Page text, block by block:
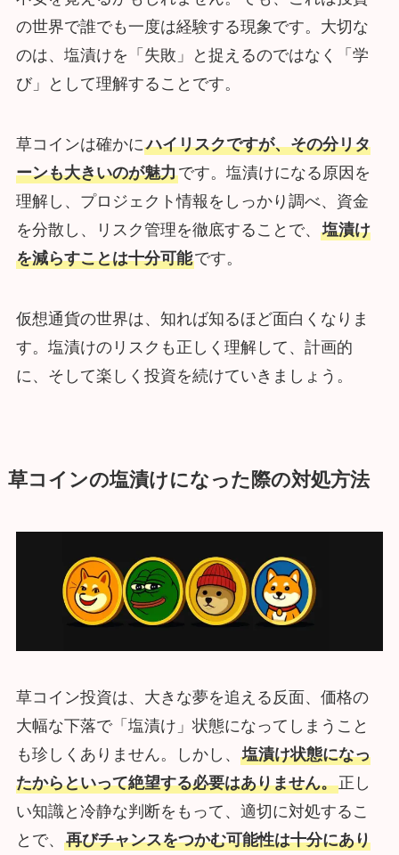
の世界で誰でも一度は経験する現象です。大切な
のは、塩漬けを「失敗」と捉えるのではなく「学
び」として理解することです。
草コインは確かにハイリスクですが、その分リタ
ーンも大きいのが魅力です。塩漬けになる原因を
理解し、プロジェクト情報をしっかり調べ、資金
を分散し、リスク管理を徹底することで、 塩漬け
を減らすことは十分可能です。
仮想通貨の世界は、知れば知るほど面白くなりま
す。塩漬けのリスクも正しく理解して、計画的
に、そして楽しく投資を続けていきましょう。
草コインの塩漬けになった際の対処方法
草コイン投資は、大きな夢を追える反面、価格の
大幅な下落で「塩漬け」状態になってしまうこと
も珍しくありません。しかし、 塩漬け状態になっ
たからといって絶望する必要はありません。正し
い知識と冷静な判断をもって、適切に対処するこ
とで、 再びチャンスをつかむ可能性は十分にあり